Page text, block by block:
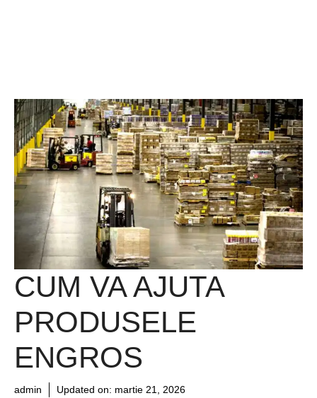
CUM VA AJUTA
PRODUSELE
ENGROS
admin Updated on: martie 21, 2026